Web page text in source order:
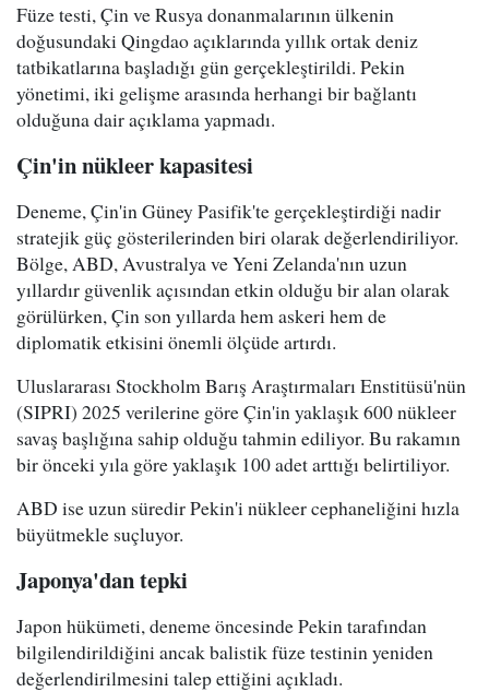
Füze testi, Çin ve Rusya donanmalarının ülkenin
doğusundaki Qingdao açıklarında yıllık ortak deniz
tatbikatlarına başladığı gün gerçekleştirildi. Pekin
yönetimi, iki gelişme arasında herhangi bir bağlantı
olduğuna dair açıklama yapmadı.
Çin'in nükleer kapasitesi
Deneme, Çin'in Güney Pasifik'te gerçekleştirdiği nadir
stratejik güç gösterilerinden biri olarak değerlendiriliyor.
Bölge, ABD, Avustralya ve Yeni Zelanda'nın uzun
yıllardır güvenlik açısından etkin olduğu bir alan olarak
görülürken, Çin son yıllarda hem askeri hem de
diplomatik etkisini önemli ölçüde artırdı.
Uluslararası Stockholm Barış Araştırmaları Enstitüsü'nün
(SIPRI) 2025 verilerine göre Çin'in yaklaşık 600 nükleer
savaş başlığına sahip olduğu tahmin ediliyor. Bu rakamın
bir önceki yıla göre yaklaşık 100 adet arttığı belirtiliyor.
ABD ise uzun süredir Pekin'i nükleer cephaneliğini hızla
büyütmekle suçluyor.
Japonya'dan tepki
Japon hükümeti, deneme öncesinde Pekin tarafından
bilgilendirildiğini ancak balistik füze testinin yeniden
değerlendirilmesini talep ettiğini açıkladı.